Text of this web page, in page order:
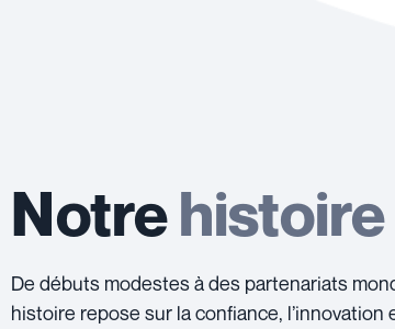
Notrehistoire
De débuts modestes à des partenariats
histoire repose sur la confiance, l’innovation